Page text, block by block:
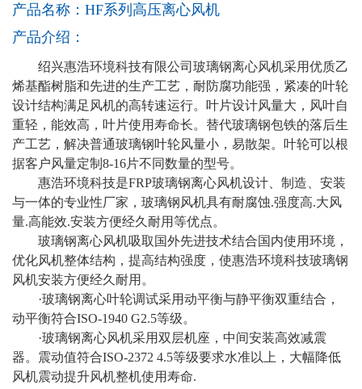
产品名称： HF系列高压离心风机
产品介绍：
绍兴惠浩环境科技有限公司玻璃钢离心风机采用优质乙
烯基酯树脂和先进的生产工艺，耐防腐功能强，紧凑的叶轮
设计结构满足风机的高转速运行。叶片设计风量大，风叶自
重轻，能效高，叶片使用寿命长。替代玻璃钢包铁的落后生
产工艺，解决普通玻璃钢叶轮风量小，易散架。叶轮可以根
据客户风量定制8-16片不同数量的型号。
惠浩环境科技是FRP玻璃钢离心风机设计、制造、安装
与一体的专业性厂家，玻璃钢风机具有耐腐蚀.强度高.大风
量.高能效.安装方便经久耐用等优点。
玻璃钢离心风机吸取国外先进技术结合国内使用环境，
优化风机整体结构，提高结构强度，使惠浩环境科技玻璃钢
风机安装方便经久耐用。
·玻璃钢离心叶轮调试采用动平衡与静平衡双重结合，
动平衡符合ISO-1940 G2.5等级。
·玻璃钢离心风机采用双层机座，中间安装高效减震
器。震动值符合ISO-2372 4.5等级要求水准以上，大幅降低
风机震动提升风机整机使用寿命.